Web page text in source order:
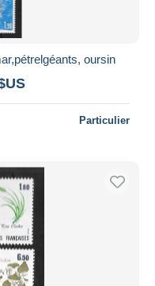
oursin
Particulier